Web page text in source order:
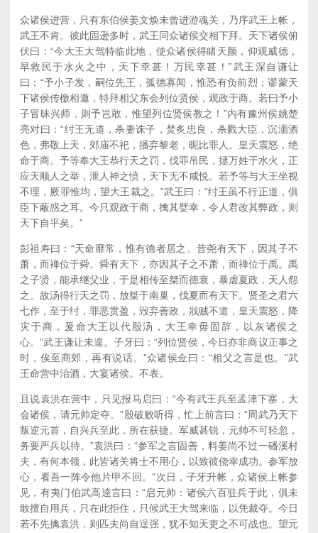
众诸侯进营，只有东伯侯姜文焕未曾进游魂关，乃序武王上帐，
武王不肯。彼此固逊多时，武王同众诸侯交相下拜。天下诸侯俯
伏曰：“今大王大驾特临此地，使众诸侯得睹天颜，仰观威德，
早救民于水火之中，天下幸甚！万民幸甚！”武王深自谦让
曰：“予小子发，嗣位先王，孤德寡闻，惟恐有负前烈；谬蒙天
下诸侯传檄相邀，特拜相父东会列位贤侯，观政于商。若曰予小
子冒昧兴师，则予岂敢，惟望列位贤侯教之！”内有豫州侯姚楚
亮对曰：“纣王无道，杀妻诛子，焚炙忠良，杀戮大臣，沉湎酒
色，弗敬上天，郊庙不祀，播弃黎老，昵比罪人。皇天震怒，绝
命于商。予等奉大王恭行天之罚，伐罪吊民，拯万姓于水火，正
应天顺人之举，泄人神之愤，天下无不咸悦。若予等与大王坐视
不理，厥罪惟均，望大王裁之。”武王曰：“纣王虽不行正道，俱
臣下蔽惑之耳。今只观政于商，擒其嬖幸，令人君改其弊政，则
天下自平矣。”
彭祖寿曰：“天命靡常，惟有德者居之。昔尧有天下，因其子不
萧，而禅位于舜。舜有天下，亦因其子之不萧，而禅位于禹。禹
之子贤，能承继父业，于是相传至桀而德衰，暴虐夏政，天人怨
之。故汤得行天之罚，放桀于南巢，伐夏而有天下。贤圣之君六
七作，至于纣，罪恶贯盈，毁弃善政，戕贼不道，皇天震怒，降
灾于商，爰命大王以代殷汤，大王幸毋固辞，以灰诸侯之
心。”武王谦让未遑。子牙曰：“列位贤侯，今日亦非商议正事之
时，俟至商郊，再有说话。”众诸侯佥曰：“相父之言是也。”武
王命营中治酒，大宴诸侯。不表。
且说袁洪在营中，只见报马启曰：“今有武王兵至孟津下寨，大
会诸侯，请元帅定夺。”殷破败听得，忙上前言曰：“周武乃天下
叛逆元首，自兴兵至此，所在获捷。军威甚锐，元帅不可轻忽，
务要严兵以待。”袁洪曰：“参军之言固善，料姜尚不过一磻溪村
夫，有何本领，此皆诸关将士不用心，以致彼侥幸成功。参军放
心，看吾一阵令他片甲不回。”次日，子牙升帐，众诸侯上帐参
见，有夷门伯武高逵言曰：“启元帅：诸侯六百驻兵于此，俱未
敢擅自用兵，只在此拒住，只候武王大驾来临，以凭裁夺。今日
若不先擒袁洪，则匹夫尚自逞强，犹不知天吏之不可战也。望元